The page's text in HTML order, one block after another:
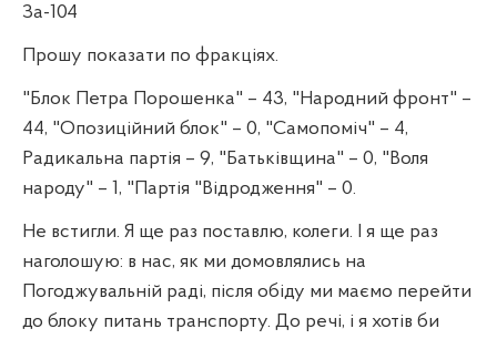
За-104
Прошу показати по фракціях.
"Блок Петра Порошенка" – 43, "Народний фронт" –
44, "Опозиційний блок" – 0, "Самопоміч" – 4,
Радикальна партія – 9, "Батьківщина" – 0, "Воля
народу" – 1, "Партія "Відродження" – 0.
Не встигли. Я ще раз поставлю, колеги. І я ще раз
наголошую: в нас, як ми домовлялись на
Погоджувальній раді, після обіду ми маємо перейти
до блоку питань транспорту. До речі, і я хотів би